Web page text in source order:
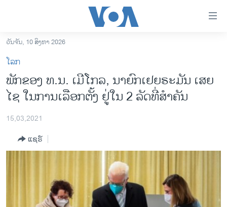
ເຂົ້າ
ຫາ
ຂ້າມ
ຂ້າມ
ຂ້າມ
ຫາ
ລາວ
ອາເມຣິກາ
ການເລືອກຕັ້ງ ປະທານາທີບໍດີ ສະຫະລັດ 2024
ຂ່າວ​ຈີນ
ໂລກ
ອິດສະຫຼະພາບດ້ານການຂ່າວ
ຊີວິດຊາວລາວ
ວັນຈັນ, 10 ສິງຫາ 2026
ໂລກ
ພັກຂອງ ທ.ນ. ເມີໂກລ, ນາຍົກເຢຍຣະມັນ ເສຍ
ໄຊ ໃນການເລືອກຕັ້ງ ຢູ່ໃນ 2 ລັດທີ່ສໍາຄັນ
15,03,2021
ແຊຣ໌